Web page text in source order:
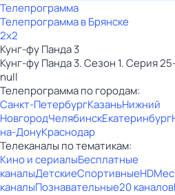
Телепрограмма
Телепрограмма в Брянске
2x2
Кунг-фу Панда 3
Кунг-фу Панда 3. Сезон 1. Серия
null
Телепрограмма по городам:
Санкт-ПетербургКазаньНижний
НовгородЧелябинскЕкатеринбург
на-ДонуКраснодар
Телеканалы по тематикам:
Кино и сериалыБесплатные
каналыДетскиеСпортивныеHD
каналыПознавательные20 каналов